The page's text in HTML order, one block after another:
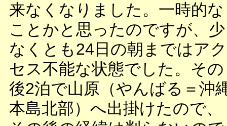
来なくなりました。一時的な
ことかと思ったのですが、少
なくとも24日の朝まではアク
セス不能な状態でした。その
後2泊で山原（やんばる＝沖
本島北部）へ出掛けたので、